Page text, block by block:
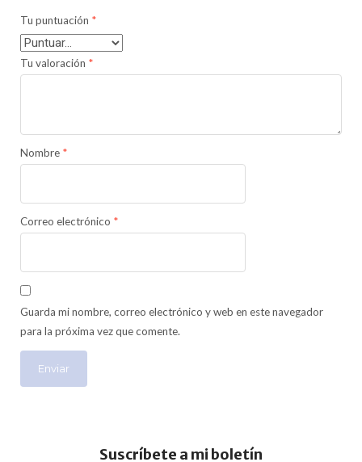
Tu puntuación *
Tu valoración *
Nombre *
Correo electrónico *
Guarda mi nombre, correo electrónico y web en este navegador
para la próxima vez que comente.
Suscríbete a mi boletín